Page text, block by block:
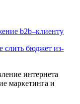
b2b–клиенту
слить бюджет из-
интернета
маркетинга и